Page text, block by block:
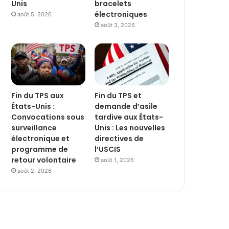
Unis
août 5, 2026
bracelets
électroniques
août 3, 2026
Fin du TPS aux
États-Unis :
Convocations sous
surveillance
électronique et
programme de
retour volontaire
août 2, 2026
Fin du TPS et
demande d’asile
tardive aux États-
Unis : Les nouvelles
directives de
l’USCIS
août 1, 2026